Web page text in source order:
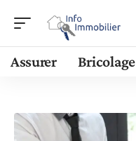
Assurer Bricolage